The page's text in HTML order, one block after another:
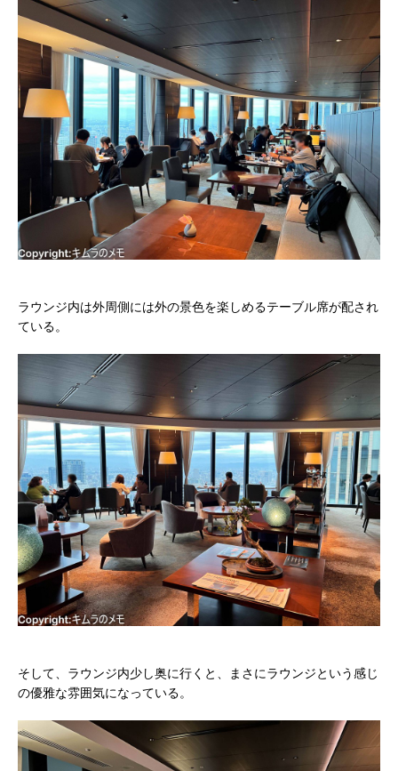
ラウンジ内は外周側には外の景色を楽しめるテーブル席が配され
ている。
そして、ラウンジ内少し奥に行くと、まさにラウンジという感じ
の優雅な雰囲気になっている。